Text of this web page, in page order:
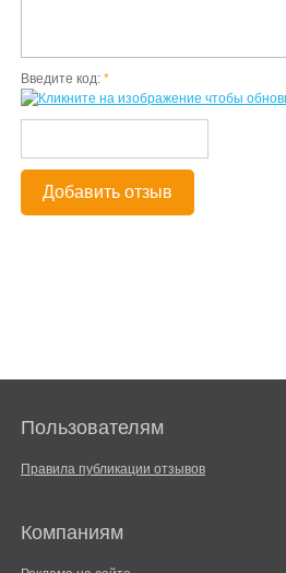
Введите код: *
Добавить отзыв
Пользователям
Правила публикации отзывов
Компаниям